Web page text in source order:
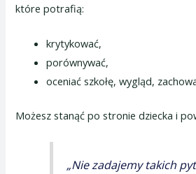
które potrafią:
krytykować,
porównywać,
oceniać szkołę, wygląd,
Możesz stanąć po stronie dziecka i
„Nie zadajemy takich